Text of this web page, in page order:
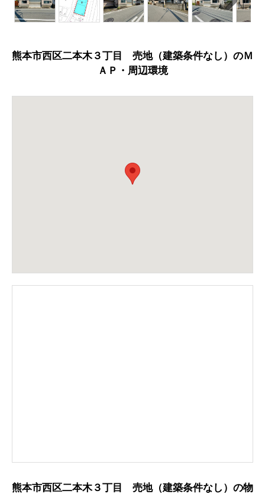
N
ext
熊本市西区二本木３丁目 売地（建築条件なし）のＭ
ＡＰ・周辺環境
熊本市西区二本木３丁目 売地（建築条件なし）の物